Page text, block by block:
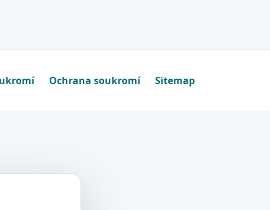
Ochrana soukromí Sitemap